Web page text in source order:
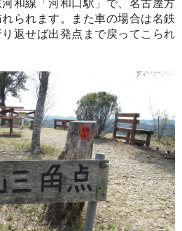
和線「河和口駅」で、名古屋方
られます。また車の場合は名鉄
返せば出発点まで戻ってこられ